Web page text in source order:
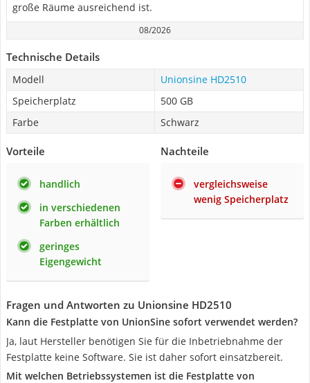
große Räume ausreichend ist.
08/2026
Technische Details
Modell
Unionsine HD2510
Speicherplatz
500 GB
Farbe
Schwarz
Vorteile
handlich
in verschiedenen
Farben erhältlich
geringes
Eigengewicht
Nachteile
vergleichsweise
wenig Speicherplatz
Fragen und Antworten zu Unionsine HD2510
Kann die Festplatte von UnionSine sofort verwendet werden?
Ja, laut Hersteller benötigen Sie für die Inbetriebnahme der
Festplatte keine Software. Sie ist daher sofort einsatzbereit.
Mit welchen Betriebssystemen ist die Festplatte von